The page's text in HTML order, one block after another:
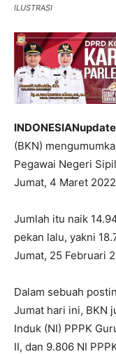
ILUSTRASI
(BKN)
Pegawai Negeri
Jumat, 4 Maret
Jumlah itu naik
pekan lalu, yakni
Jumat, 25 Februari
Dalam sebuah
Jumat hari ini, BKN
Induk (NI) PPPK
II, dan 9.806 NI